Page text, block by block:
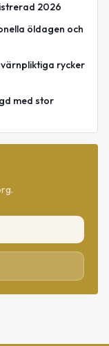
2026
öldagen och
rycker
med stor